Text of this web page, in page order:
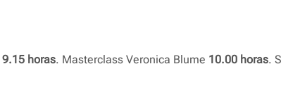
9.15 horas. Masterclass Veronica Blume 10.00 horas.